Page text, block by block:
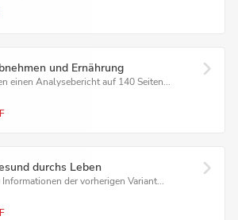
und Ernährung
einen Analysebericht auf 140 Seiten...
durchs Leben
der vorherigen Variant...